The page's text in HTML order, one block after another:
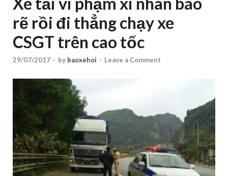
rẽ rồi đi thẳng chạy xe
CSGT trên cao tốc
29/07/2017 - by baoxehoi - Leave a Comment